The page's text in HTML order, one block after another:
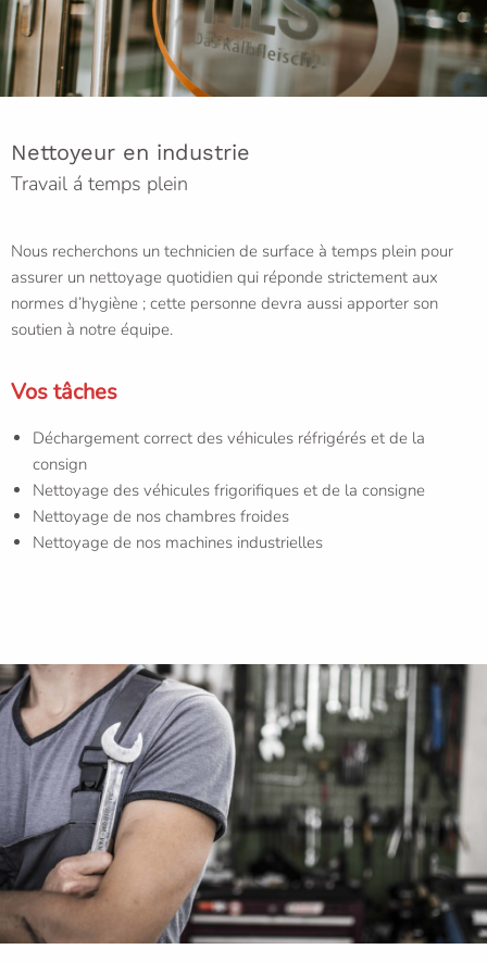
Nettoyeur en industrie
Travail á temps plein
Nous recherchons un technicien de surface à temps plein pour
assurer un nettoyage quotidien qui réponde strictement aux
normes d’hygiène ; cette personne devra aussi apporter son
soutien à notre équipe.
Vos tâches
Déchargement correct des véhicules réfrigérés et de la
consign
Nettoyage des véhicules frigorifiques et de la consigne
Nettoyage de nos chambres froides
Nettoyage de nos machines industrielles